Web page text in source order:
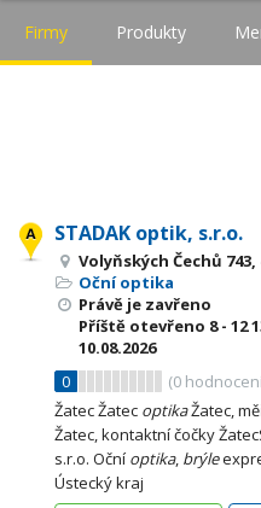
Firmy Produkty
STADAK optik, s.r.o.
Volyňských Čechů 743,
Oční optika
Právě je zavřeno
Příště otevřeno 8 - 12
10.08.2026
0
(0
Žatec Žatec optikaŽatec,
Žatec, kontaktní čočky
s.r.o. Oční optika, brýle
Ústecký kraj